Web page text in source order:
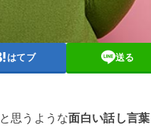
はてブ 送る
と思うような面白い話し言葉